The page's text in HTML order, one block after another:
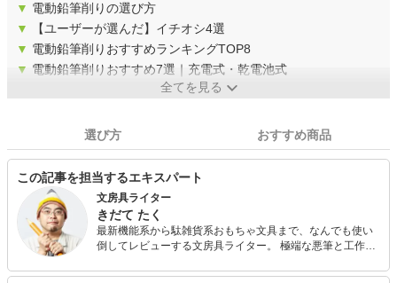
▼ 電動鉛筆削りの選び方
▼
【ユーザーが選んだ】イチオシ4選
▼ 電動鉛筆削りおすすめランキングTOP8
▼ 電動鉛筆削りおすすめ7選｜充電式・乾電池式
全てを見る
選び方 おすすめ商品
この記事を担当するエキスパート
文房具ライター
きだて たく
最新機能系から駄雑貨系おもちゃ文具まで、なんでも使い
倒してレビューする文房具ライター。 極端な悪筆と工作下
具を探し求め続けており、その活動の結果得られた情報を